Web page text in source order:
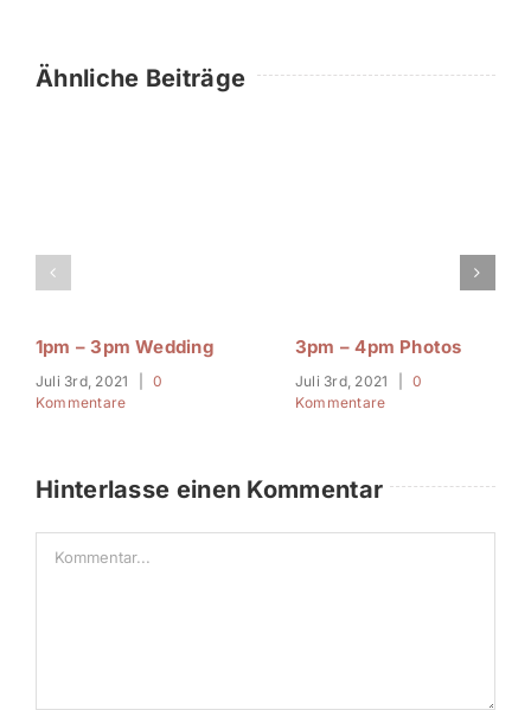
Ähnliche Beiträge
1pm – 3pm Wedding
Juli 3rd, 2021
0
Kommentare
3pm – 4pm Photos
Juli 3rd, 2021
0
Kommentare
Hinterlasse einen Kommentar
Kommentar